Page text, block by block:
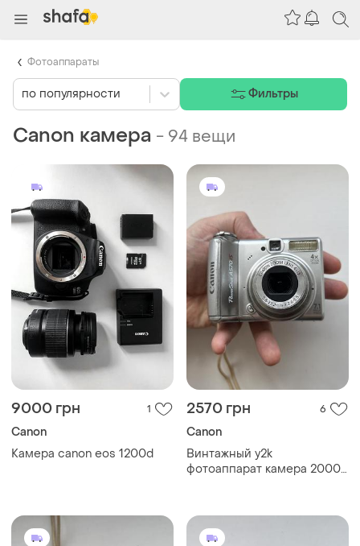
Canon камера - 94 вещи
9000 грн 1
Canon
Камера canon eos 1200d
2570 грн 6
Canon
Винтажный y2k
фотоаппарат камера 2000х
по популярности Фильтры
Фотоаппараты